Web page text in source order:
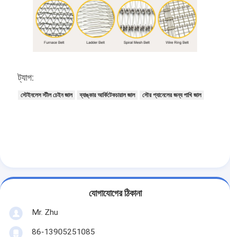
ট্যাগ:
স্টেইনলেস স্টীল চেইন জাল ব্যাঙ্কার আর্কিটেকচারাল জাল সৌর প্যানেলের জন্য পাখি জাল
যোগাযোগের ঠিকানা
Mr. Zhu
86-13905251085